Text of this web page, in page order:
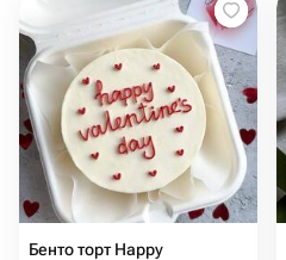
Бенто торт Happy